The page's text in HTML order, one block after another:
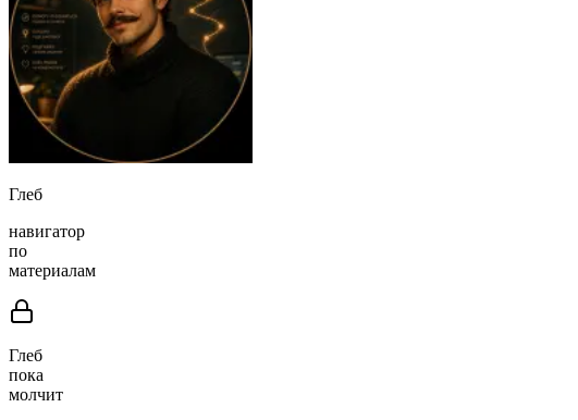
Глеб
навигатор
по
материалам
Глеб
пока
молчит